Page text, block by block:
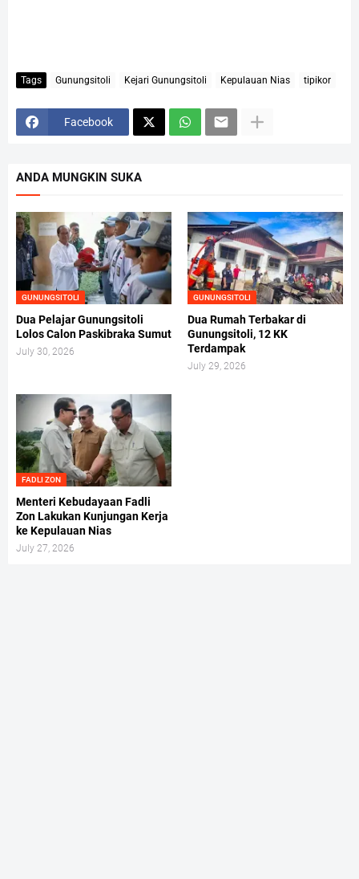
Tags Gunungsitoli Kejari Gunungsitoli Kepulauan Nias tipikor
Facebook
ANDA MUNGKIN SUKA
GUNUNGSITOLI
Dua Pelajar Gunungsitoli
Lolos Calon Paskibraka Sumut
July 30, 2026
GUNUNGSITOLI
Dua Rumah Terbakar di
Gunungsitoli, 12 KK
Terdampak
July 29, 2026
FADLI ZON
Menteri Kebudayaan Fadli
Zon Lakukan Kunjungan Kerja
ke Kepulauan Nias
July 27, 2026